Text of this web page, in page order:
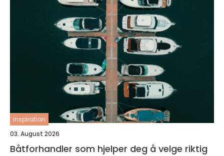
inspiration
03. August 2026
Båtforhandler som hjelper deg å velge riktig